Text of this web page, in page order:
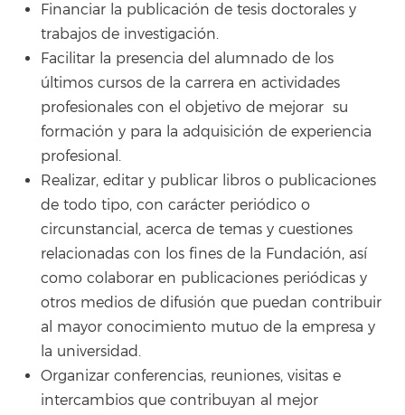
Financiar la publicación de tesis doctorales y
trabajos de investigación.
Facilitar la presencia del alumnado de los
últimos cursos de la carrera en actividades
profesionales con el objetivo de mejorar su
formación y para la adquisición de experiencia
profesional.
Realizar, editar y publicar libros o publicaciones
de todo tipo, con carácter periódico o
circunstancial, acerca de temas y cuestiones
relacionadas con los fines de la Fundación, así
como colaborar en publicaciones periódicas y
otros medios de difusión que puedan contribuir
al mayor conocimiento mutuo de la empresa y
la universidad.
Organizar conferencias, reuniones, visitas e
intercambios que contribuyan al mejor